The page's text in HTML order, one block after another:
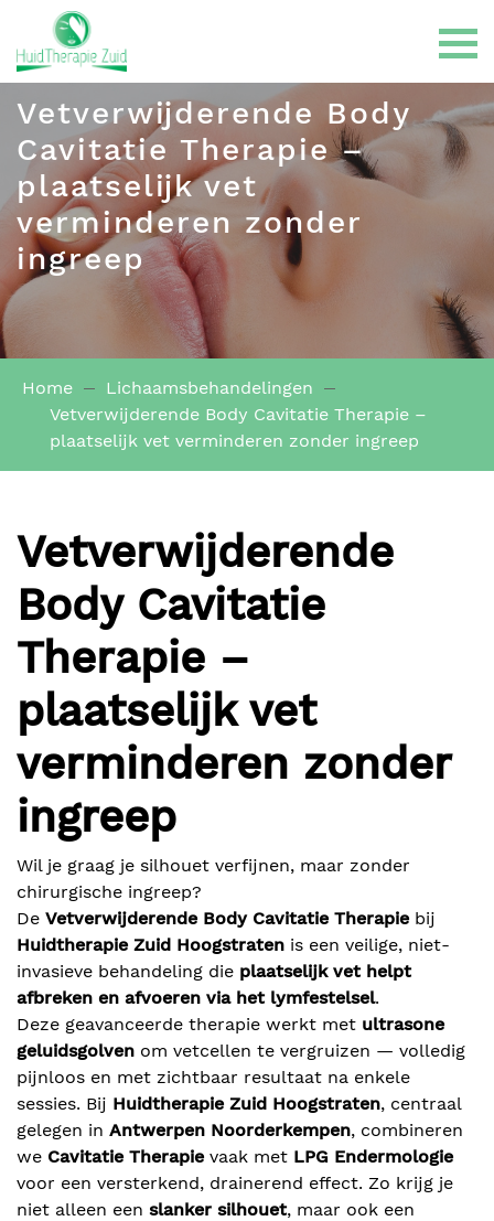
Gelaatsbehandelingen
LPG Endermologie
Haarbehandelingen
Blog
Lichaamsbehandelingen
Over mij
Contact
BOEK ONLINE
Vetverwijderende Body
Cavitatie Therapie –
plaatselijk vet
verminderen zonder
ingreep
Home
Lichaamsbehandelingen
Vetverwijderende Body Cavitatie Therapie –
plaatselijk vet verminderen zonder ingreep
Vetverwijderende
Body Cavitatie
Therapie –
plaatselijk vet
verminderen zonder
ingreep
Wil je graag je silhouet verfijnen, maar zonder
chirurgische ingreep?
De Vetverwijderende Body Cavitatie Therapiebij
Huidtherapie Zuid Hoogstraten is een veilige, niet-
invasieve behandeling die plaatselijk vet helpt
afbreken en afvoeren via het lymfestelsel.
Deze geavanceerde therapie werkt met ultrasone
geluidsgolven om vetcellen te vergruizen — volledig
pijnloos en met zichtbaar resultaat na enkele
sessies. Bij Huidtherapie Zuid Hoogstraten, centraal
gelegen in Antwerpen Noorderkempen, combineren
we Cavitatie Therapievaak met LPG Endermologie
voor een versterkend, drainerend effect. Zo krijg je
niet alleen een slanker silhouet, maar ook een